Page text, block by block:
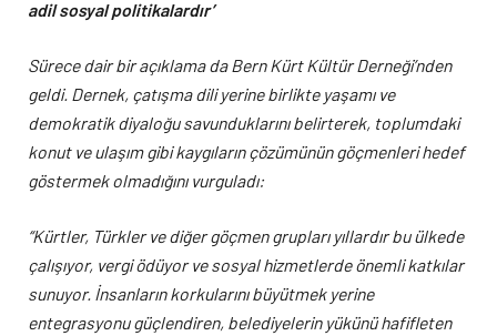
adil sosyal politikalardır’
Sürece dair bir açıklama da Bern Kürt Kültür Derneği’nden
geldi. Dernek, çatışma dili yerine birlikte yaşamı ve
demokratik diyaloğu savunduklarını belirterek, toplumdaki
konut ve ulaşım gibi kaygıların çözümünün göçmenleri hedef
göstermek olmadığını vurguladı:
“Kürtler, Türkler ve diğer göçmen grupları yıllardır bu ülkede
çalışıyor, vergi ödüyor ve sosyal hizmetlerde önemli katkılar
sunuyor. İnsanların korkularını büyütmek yerine
entegrasyonu güçlendiren, belediyelerin yükünü hafifleten